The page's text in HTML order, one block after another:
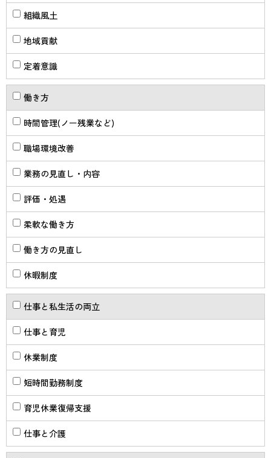
組織風土
地域貢献
定着意識
働き方
時間管理(ノー残業など)
職場環境改善
業務の見直し・内容
評価・処遇
柔軟な働き方
働き方の見直し
休暇制度
仕事と私生活の両立
仕事と育児
休業制度
短時間勤務制度
育児休業復帰支援
仕事と介護